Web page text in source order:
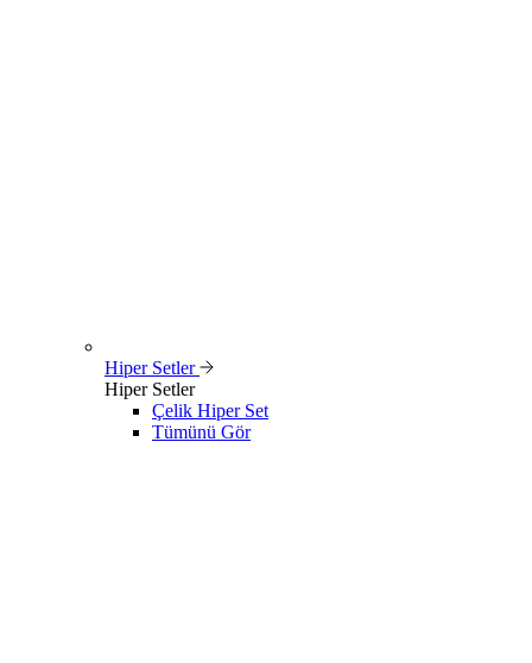
Hiper Setler
Hiper Setler
Çelik Hiper Set
Tümünü Gör